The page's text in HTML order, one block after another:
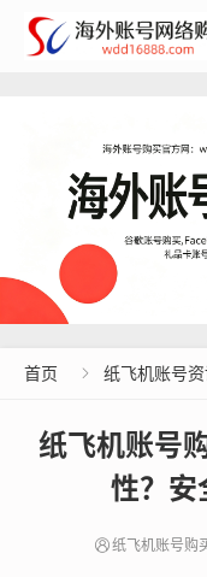
首页  纸飞机账号资
纸飞机账号
性？安
纸飞机账号购